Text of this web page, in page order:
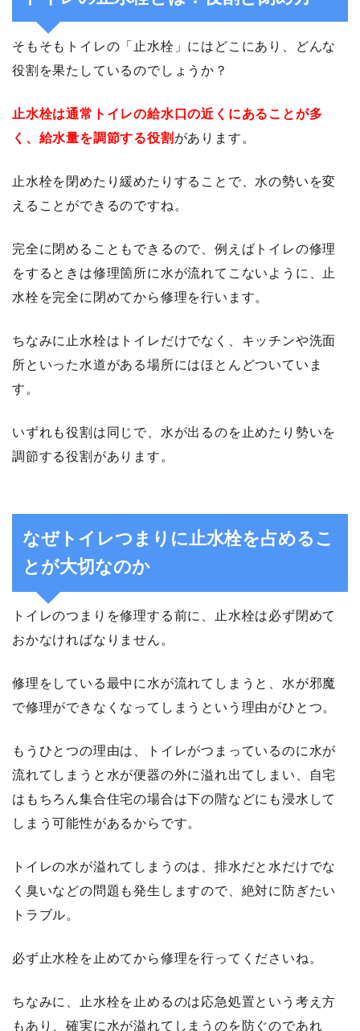
そもそもトイレの「止水栓」にはどこにあり、どんな
役割を果たしているのでしょうか？
止水栓は通常トイレの給水口の近くにあることが多
く、給水量を調節する役割 があります。
止水栓を閉めたり緩めたりすることで、水の勢いを変
えることができるのですね。
完全に閉めることもできるので、例えばトイレの修理
をするときは修理箇所に水が流れてこないように、止
水栓を完全に閉めてから修理を行います。
ちなみに止水栓はトイレだけでなく、キッチンや洗面
所といった水道がある場所にはほとんどついていま
す。
いずれも役割は同じで、水が出るのを止めたり勢いを
調節する役割があります。
なぜトイレつまりに止水栓を占めるこ
とが大切なのか
トイレのつまりを修理する前に、止水栓は必ず閉めて
おかなければなりません。
修理をしている最中に水が流れてしまうと、水が邪魔
で修理ができなくなってしまうという理由がひとつ。
もうひとつの理由は、トイレがつまっているのに水が
流れてしまうと水が便器の外に溢れ出てしまい、自宅
はもちろん集合住宅の場合は下の階などにも浸水して
しまう可能性があるからです。
トイレの水が溢れてしまうのは、排水だと水だけでな
く臭いなどの問題も発生しますので、絶対に防ぎたい
トラブル。
必ず止水栓を止めてから修理を行ってくださいね。
ちなみに、止水栓を止めるのは応急処置という考え方
もあり、確実に水が溢れてしまうのを防ぐのであれ